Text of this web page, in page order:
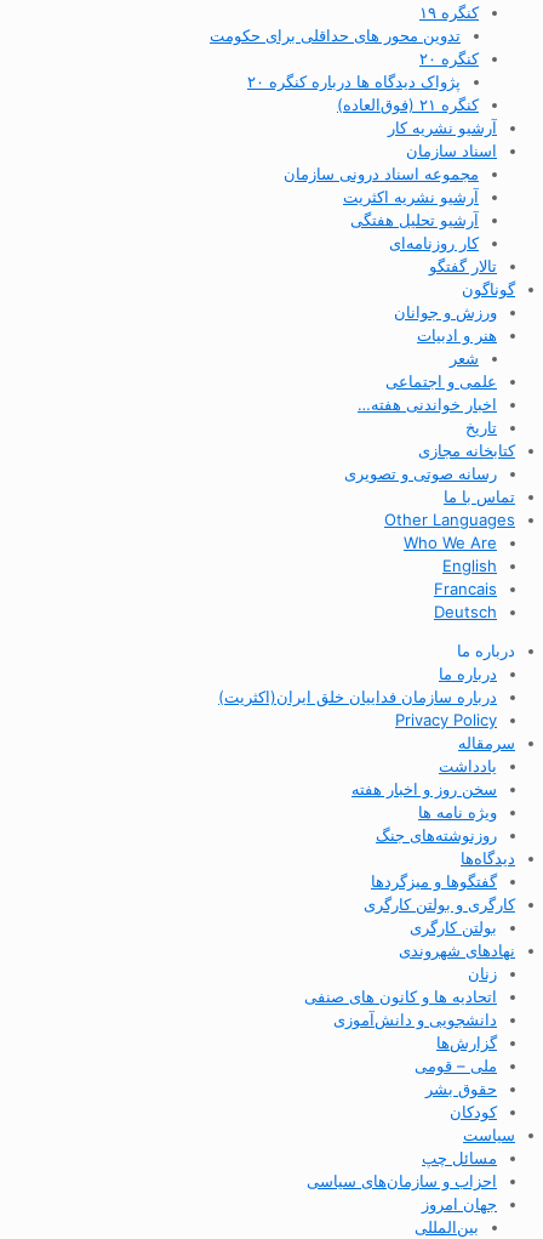
کنگره ۱۹
تدوین محور های حداقلی برای حکومت
کنگره ۲۰
پژواک دیدگاه ها درباره کنگره ۲۰
کنگره ۲۱ (فوق‌العاده)
آرشیو نشریه کار
اسناد سازمان
مجموعه اسناد درونی سازمان
آرشیو نشریه اکثریت
آرشیو تحلیل هفتگی
کار روزنامه‌ای
تالار گفتگو
گوناگون
ورزش و جوانان
هنر و ادبیات
شعر
علمی و اجتماعی
اخبار خواندنی هفته…
تاریخ
کتابخانه مجازی
رسانه صوتی و تصویری
تماس با ما
Other Languages
Who We Are
English
Francais
Deutsch
درباره ما
درباره ما
درباره سازمان فداییان خلق ایران(اکثریت)
Privacy Policy
سرمقاله
یادداشت
سخن روز و اخبار هفته
ویژه نامه ها
روزنوشته‌های جنگ
دیدگاه‌ها
گفتگوها و میزگردها
کارگری و بولتن کارگری
بولتن کارگری
نهادهای شهروندی
زنان
اتحادیه ها و کانون های صنفی
دانشجویی و دانش‌آموزی
گزارش‌ها
ملی – قومی
حقوق بشر
کودکان
سیاست
مسائل چپ
احزاب و سازمان‌های سیاسی
جهان امروز
بین‌المللی